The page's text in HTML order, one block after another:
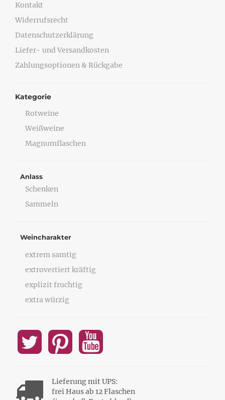
Kontakt
Widerrufsrecht
Datenschutzerklärung
Liefer- und Versandkosten
Zahlungsoptionen & Rückgabe
Kategorie
Rotweine
Weißweine
Magnumflaschen
Anlass
Schenken
Sammeln
Weincharakter
extrem samtig
extrovertiert kräftig
explizit fruchtig
extra würzig
Lieferung mit UPS:
frei Haus ab 12 Flaschen